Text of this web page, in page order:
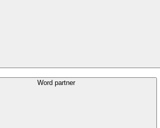
Word partner